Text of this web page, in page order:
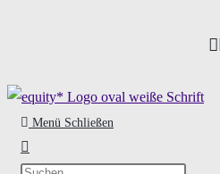
Menü Schließen